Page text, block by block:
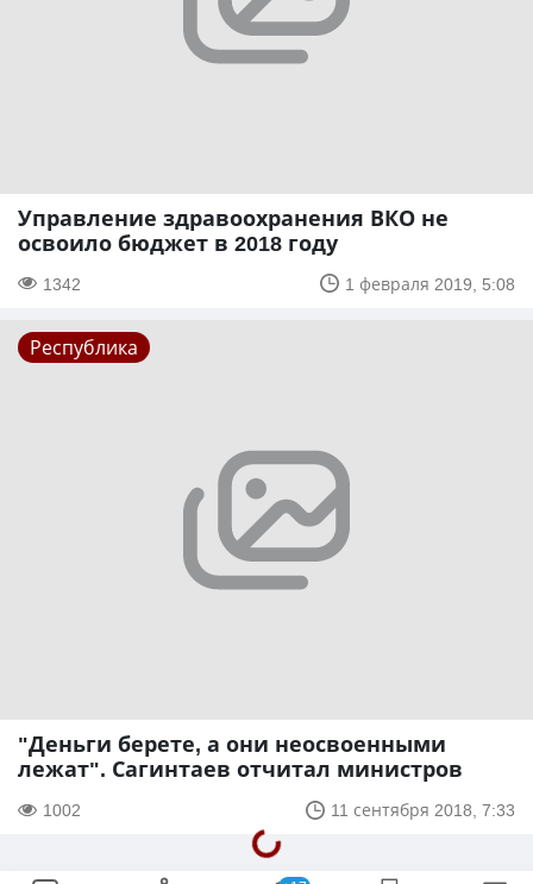
Управление здравоохранения ВКО не
освоило бюджет в 2018 году
1342 1 февраля 2019, 5:08
Республика
"Деньги берете, а они неосвоенными
лежат". Сагинтаев отчитал министров
1002 11 сентября 2018, 7:33